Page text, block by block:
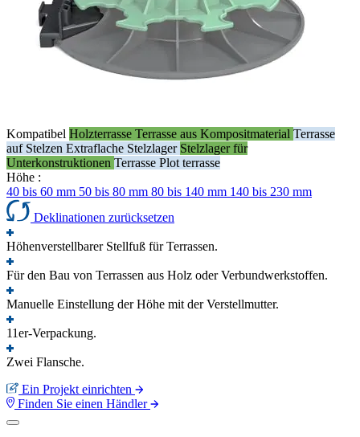
Kompatibel Holzterrasse Terrasse aus Kompositmaterial Terrasse
auf Stelzen Extraflache Stelzlager Stelzlager für
Unterkonstruktionen Terrasse Plot terrasse
Höhe :
40 bis 60 mm 50 bis 80 mm 80 bis 140 mm 140 bis 230 mm
Deklinationen zurücksetzen
Höhenverstellbarer Stellfuß für Terrassen.
Für den Bau von Terrassen aus Holz oder Verbundwerkstoffen.
Manuelle Einstellung der Höhe mit der Verstellmutter.
11er-Verpackung.
Zwei Flansche.
Ein Projekt einrichten
Finden Sie einen Händler